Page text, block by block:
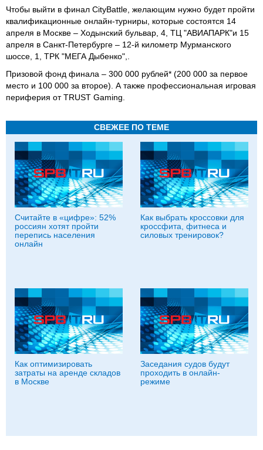
Чтобы выйти в финал CityBattle, желающим нужно будет пройти
квалификационные онлайн-турниры, которые состоятся 14
апреля в Москве – Ходынский бульвар, 4, ТЦ "АВИАПАРК"и 15
апреля в Санкт-Петербурге – 12-й километр Мурманского
шоссе, 1, ТРК "МЕГА Дыбенко",.
Призовой фонд финала – 300 000 рублей* (200 000 за первое
место и 100 000 за второе). А также профессиональная игровая
периферия от TRUST Gaming.
СВЕЖЕЕ ПО ТЕМЕ
Считайте в «цифре»: 52%
россиян хотят пройти
перепись населения
онлайн
Как выбрать кроссовки для
кроссфита, фитнеса и
силовых тренировок?
Как оптимизировать
затраты на аренде складов
в Москве
Заседания судов будут
проходить в онлайн-
режиме